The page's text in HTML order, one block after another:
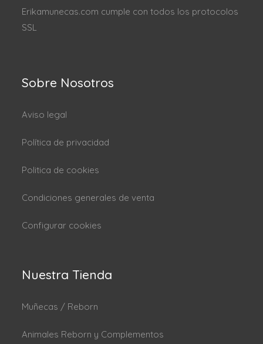
Erikamunecas.com cumple con todos los protocolos
SSL
Sobre Nosotros
Aviso legal
Política de privacidad
Politica de cookies
Condiciones generales de venta
Configurar cookies
Nuestra Tienda
Muñecas / Reborn
Animales Reborn y Complementos